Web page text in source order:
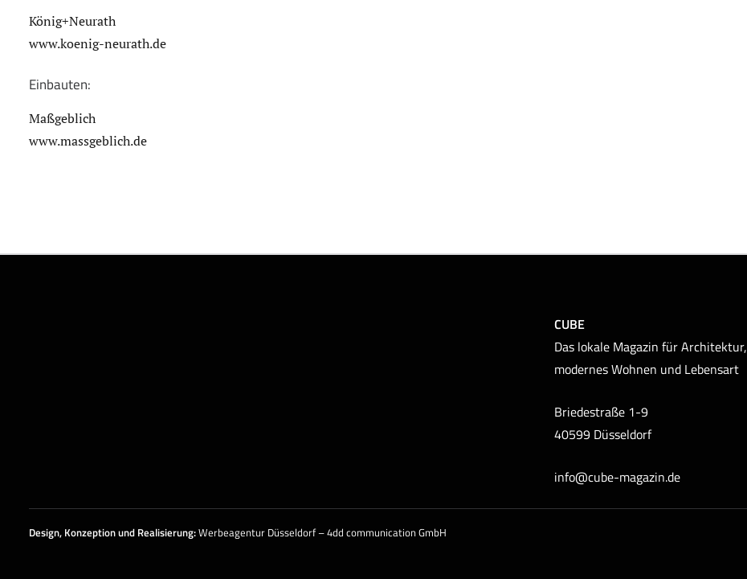
König+Neurath
www.koenig-neurath.de
Einbauten:
Maßgeblich
www.massgeblich.de
CUBE
Das lokale Magazin für Architektur,
modernes Wohnen und Lebensart
Briedestraße 1-9
40599 Düsseldorf
info@cube-magazin.de
Design, Konzeption und Realisierung:Werbeagentur Düsseldorf – 4dd communication GmbH